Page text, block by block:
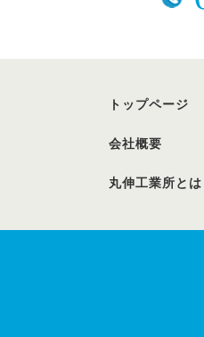
トップページ
会社概要
丸伸工業所とは